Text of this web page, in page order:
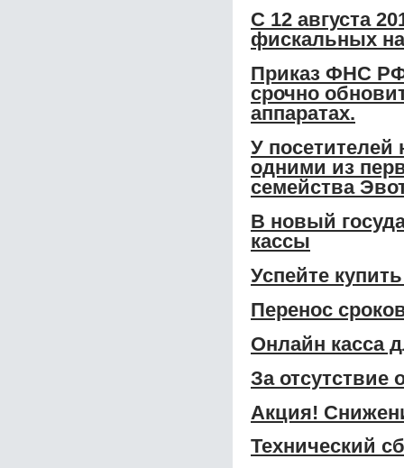
С 12 августа
фискальных
Приказ ФНС
срочно
аппаратах.
У посетителей
одними из
семейства
В новый
кассы
Успейте
Перенос
Онлайн касса
За отсутствие
Акция!
Технический